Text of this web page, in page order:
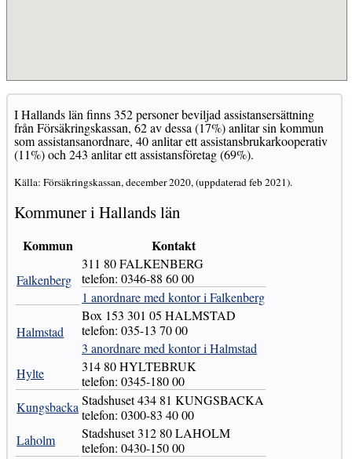
I Hallands län finns 352 personer beviljad assistansersättning
från Försäkringskassan, 62 av dessa (17%) anlitar sin kommun
som assistansanordnare, 40 anlitar ett assistansbrukarkooperativ
(11%) och 243 anlitar ett assistansföretag (69%).
Källa: Försäkringskassan, december 2020, (uppdaterad feb 2021).
Kommuner i Hallands län
Kommun Kontakt
Falkenberg
311 80 FALKENBERG
telefon: 0346-88 60 00
1 anordnare med kontor i Falkenberg
Halmstad
Box 153 301 05 HALMSTAD
telefon: 035-13 70 00
3 anordnare med kontor i Halmstad
Hylte
314 80 HYLTEBRUK
telefon: 0345-180 00
Kungsbacka Stadshuset 434 81 KUNGSBACKA
telefon: 0300-83 40 00
Laholm
Stadshuset 312 80 LAHOLM
telefon: 0430-150 00